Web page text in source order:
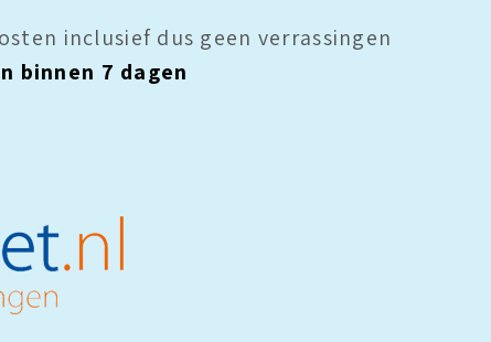
inclusief dus geen verrassingen
binnen 7 dagen